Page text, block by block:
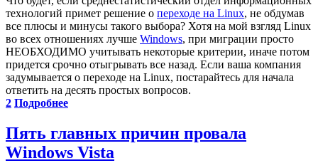
технологий примет решение о переходе на Linux, не обдумав
все плюсы и минусы такого выбора? Хотя на мой взгляд Linux
во всех отношениях лучше Windows, при миграции просто
НЕОБХОДИМО учитывать некоторые критерии, иначе потом
придется срочно отыгрывать все назад. Если ваша компания
задумывается о переходе на Linux, постарайтесь для начала
ответить на десять простых вопросов.
2 Подробнее
Пять главных причин провала
Windows Vista